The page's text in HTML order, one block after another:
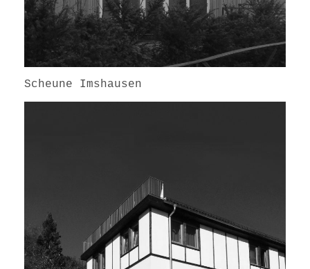
Scheune Imshausen